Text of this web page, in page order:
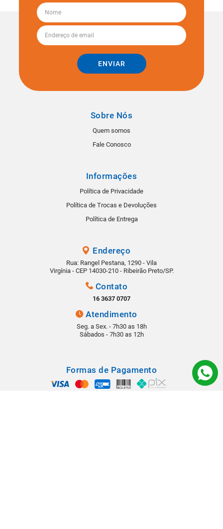
ENVIAR
Sobre Nós
Quem somos
Fale Conosco
Informações
Política de Privacidade
Política de Trocas e Devoluções
Política de Entrega
Endereço
Rua: Rangel Pestana, 1290 - Vila
Virgínia - CEP 14030-210 - Ribeirão Preto/SP.
Contato
16 3637 0707
Atendimento
Seg. a Sex. - 7h30 as 18h
Sábados - 7h30 as 12h
Formas de Pagamento